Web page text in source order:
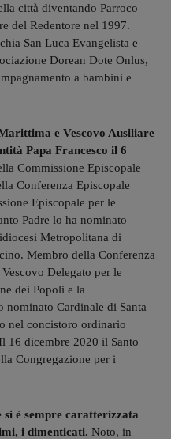
città diventando Parroco
del Redentore nel 1997.
San Luca Evangelista e
Dorean Dote Onlus,
a bambini e
e Vescovo Ausiliare
Papa Francesco il 6
Commissione Episcopale
Conferenza Episcopale
Episcopale per le
Padre lo ha nominato
Metropolitana di
Membro della Conferenza
Delegato per le
dei Popoli e la
nominato Cardinale di Santa
nel concistoro ordinario
16 dicembre 2020 il Santo
Congregazione per i
si è sempre caratterizzata
i dimenticati. Noto, in